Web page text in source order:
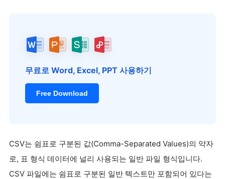
무료로 Word, Excel, PPT 사용하기
Free Download
CSV는 쉼표로 구분된 값(Comma-Separated Values)의 약자
로, 표 형식 데이터에 널리 사용되는 일반 파일 형식입니다.
CSV 파일에는 쉼표로 구분된 일반 텍스트만 포함되어 있다는